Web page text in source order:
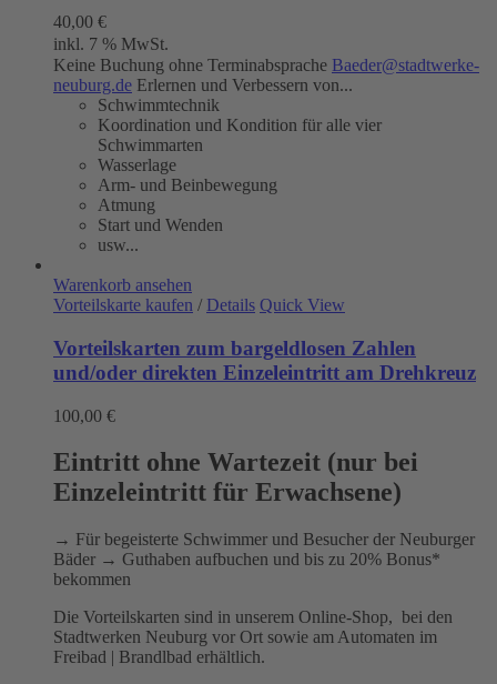
40,00 €
inkl. 7 % MwSt.
Keine Buchung ohne Terminabsprache Baeder@stadtwerke-
neuburg.de Erlernen und Verbessern von...
Schwimmtechnik
Koordination und Kondition für alle vier
Schwimmarten
Wasserlage
Arm- und Beinbewegung
Atmung
Start und Wenden
usw...
Warenkorb ansehen
Vorteilskarte kaufen / Details Quick View
Vorteilskarten zum bargeldlosen Zahlen
und/oder direkten Einzeleintritt am Drehkreuz
100,00 €
Eintritt ohne Wartezeit (nur bei
Einzeleintritt für Erwachsene)
→ Für begeisterte Schwimmer und Besucher der Neuburger
Bäder → Guthaben aufbuchen und bis zu 20% Bonus*
bekommen
Die Vorteilskarten sind in unserem Online-Shop, bei den
Stadtwerken Neuburg vor Ort sowie am Automaten im
Freibad | Brandlbad erhältlich.